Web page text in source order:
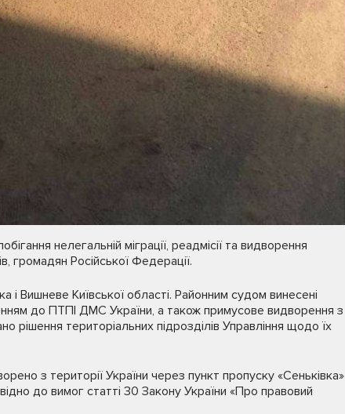
нелегальній міграції, реадмісії та видворення
громадян Російської Федерації.
і Вишневе Київської області. Районним судом винесені
до ПТПІ ДМС України, а також примусове видворення з
рішення територіальних підрозділів Управління щодо їх
з території України через пункт пропуску «Сеньківка»
до вимог статті 30 Закону України «Про правовий